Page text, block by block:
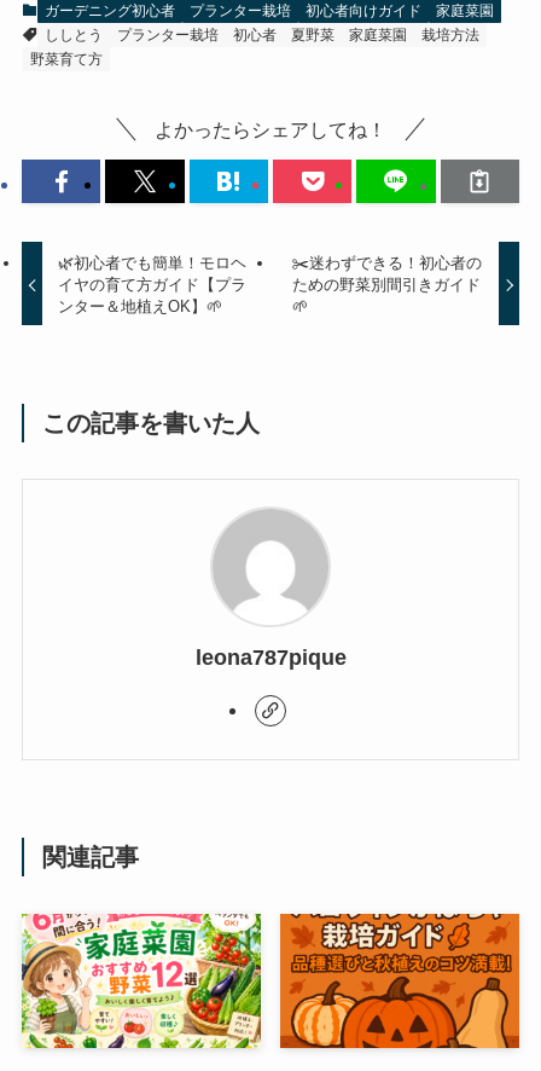
ガーデニング初心者 プランター栽培 初心者向けガイド
家庭菜園
ししとう
プランター栽培 初心者 夏野菜 家庭菜園
栽培方法
野菜育て方
よかったらシェアしてね！
🌿初心者でも簡単！モロヘ
イヤの育て方ガイド【プラ
ンター＆地植えOK】🌱
✂️迷わずできる！初心者の
ための野菜別間引きガイド
🌱
この記事を書いた人
leona787pique
関連記事